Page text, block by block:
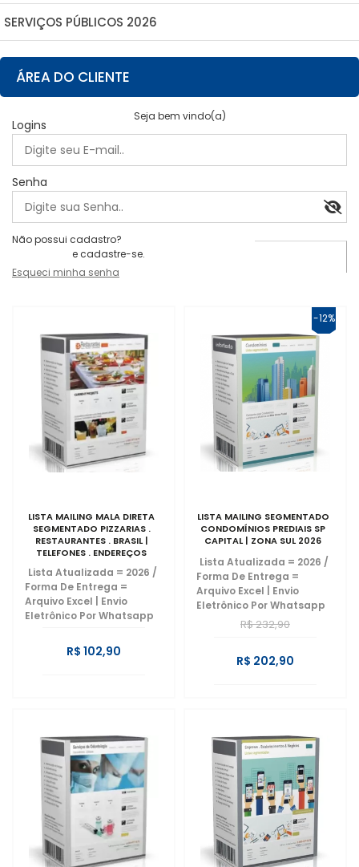
SERVIÇOS PÚBLICOS 2026
ÁREA DO CLIENTE
Seja bem vindo(a)
Logins
Senha
Não possui cadastro?
e cadastre-se.
Esqueci minha senha
LISTA MAILING MALA DIRETA
SEGMENTADO PIZZARIAS .
RESTAURANTES . BRASIL |
TELEFONES . ENDEREÇOS
Lista Atualizada = 2026 /
Forma De Entrega =
Arquivo Excel | Envio
Eletrônico Por Whatsapp
R$ 102,90
-12%
LISTA MAILING SEGMENTADO
CONDOMÍNIOS PREDIAIS SP
CAPITAL | ZONA SUL 2026
Lista Atualizada = 2026 /
Forma De Entrega =
Arquivo Excel | Envio
Eletrônico Por Whatsapp
R$ 232,90
R$ 202,90